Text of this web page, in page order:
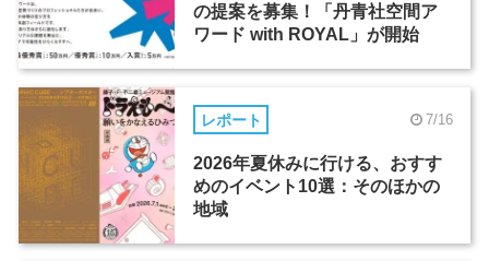
の提案を募集！「丹青社空間ア
ワード with ROYAL」が開始
レポート 7/16
2026年夏休みに行ける、おすす
めのイベント10選：そのほかの
地域